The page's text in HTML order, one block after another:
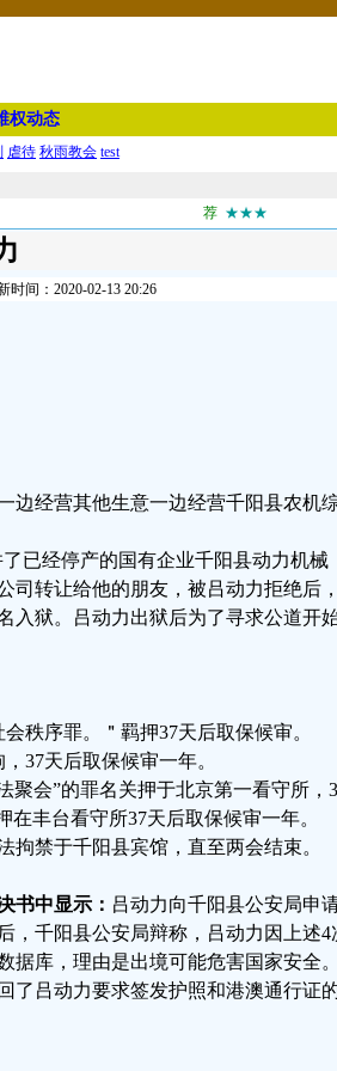
权动态
虐待 秋雨教会 test
荐 ★★★
间：2020-02-13 20:26
边经营其他生意一边经营千阳县农机
已经停产的国有企业千阳县动力机械
司转让给他的朋友，被吕动力拒绝后，
入狱。吕动力出狱后为了寻求公道开
秩序罪。＂羁押37天后取保候审。
37天后取保候审一年。
聚会”的罪名关押于北京第一看守所，
在丰台看守所37天后取保候审一年。
拘禁于千阳县宾馆，直至两会结束。
书中显示： 吕动力向千阳县公安局申
，千阳县公安局辩称，吕动力因上述4
库，理由是出境可能危害国家安全。
了吕动力要求签发护照和港澳通行证